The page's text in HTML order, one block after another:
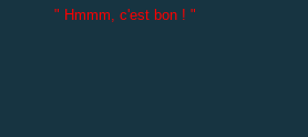
" Hmmm, c'est bon ! "